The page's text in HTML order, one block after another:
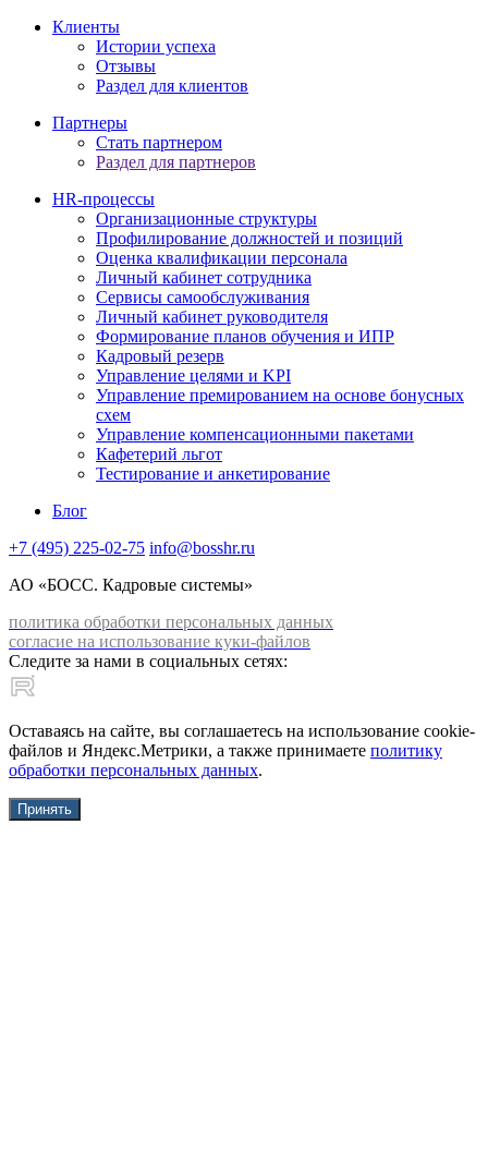
Клиенты
Истории успеха
Отзывы
Раздел для клиентов
Партнеры
Стать партнером
Раздел для партнеров
HR-процессы
Организационные структуры
Профилирование должностей и позиций
Оценка квалификации персонала
Личный кабинет сотрудника
Сервисы самообслуживания
Личный кабинет руководителя
Формирование планов обучения и ИПР
Кадровый резерв
Управление целями и KPI
Управление премированием на основе бонусных
схем
Управление компенсационными пакетами
Кафетерий льгот
Тестирование и анкетирование
Блог
+7 (495) 225-02-75 info@bosshr.ru
АО «БОСС. Кадровые системы»
политика обработки персональных данных
согласие на использование куки-файлов
Следите за нами в социальных сетях:
Оставаясь на сайте, вы соглашаетесь на использование cookie-
файлов и Яндекс.Метрики, а также принимаете политику
обработки персональных данных.
Принять